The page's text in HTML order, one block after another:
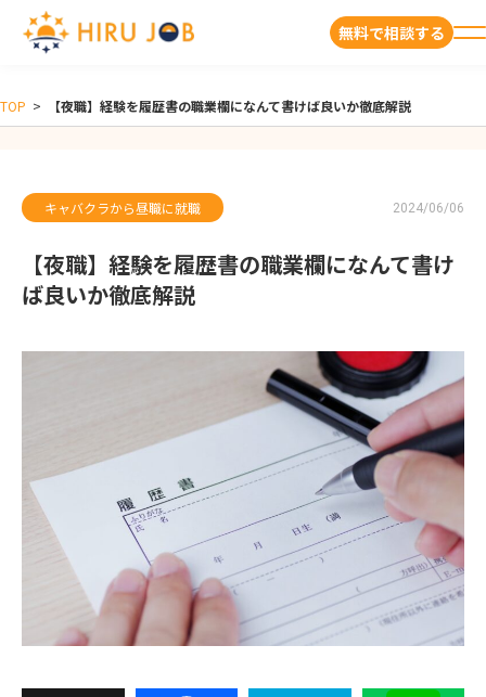
無料で相談する
TOP > 【夜職】経験を履歴書の職業欄になんて書けば良いか徹底解説
キャバクラから昼職に就職 2024/06/06
【夜職】経験を履歴書の職業欄になんて書け
ば良いか徹底解説